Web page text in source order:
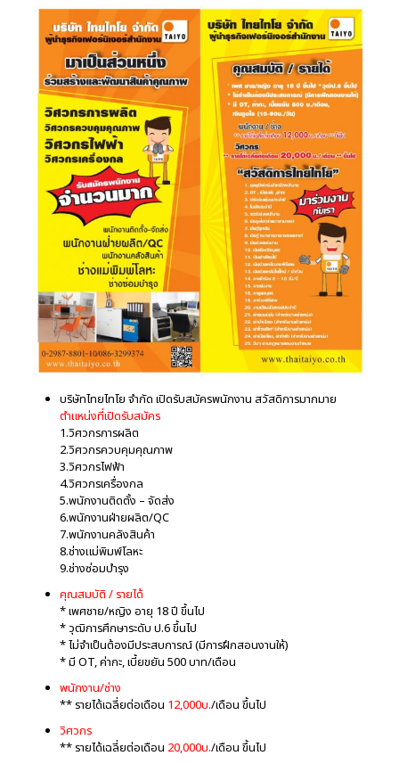
บริษัทไทยไทโย จำกัด เปิดรับสมัครพนักงาน สวัสดิการมากมาย
ตำแหน่งที่เปิดรับสมัคร
1.วิศวกรการผลิต
2.วิศวกรควบคุมคุณภาพ
3.วิศวกรไฟฟ้า
4.วิศวกรเครื่องกล
5.พนักงานติดตั้ง – จัดส่ง
6.พนักงานฝ่ายผลิต/QC
7.พนักงานคลังสินค้า
8.ช่างแม่พิมพ์โลหะ
9.ช่างซ่อมบำรุง
คุณสมบัติ / รายได้
* เพศชาย/หญิง อายุ 18 ปี ขึ้นไป
* วุฒิการศึกษาระดับ ป.6 ขึ้นไป
* ไม่จำเป็นต้องมีประสบการณ์ (มีการฝึกสอนงานให้)
* มี OT, ค่ากะ, เบี้ยขยัน 500 บาท/เดือน
พนักงาน/ช่าง
** รายได้เฉลี่ยต่อเดือน 12,000บ./เดือน ขึ้นไป
วิศวกร
** รายได้เฉลี่ยต่อเดือน 20,000บ./เดือน ขึ้นไป